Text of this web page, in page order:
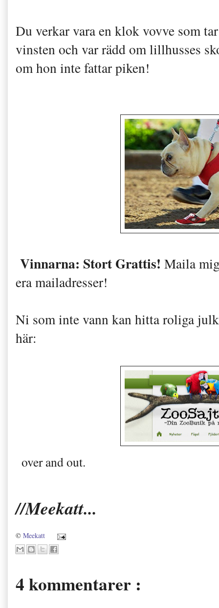
Du verkar vara en klok vovve som
vinsten och var rädd om lillhusses
om hon inte fattar piken!
Vinnarna: Stort Grattis! Maila
era mailadresser!
Ni som inte vann kan hitta roliga
här:
over and out.
//Meekatt...
© Meekatt
4 kommentarer :